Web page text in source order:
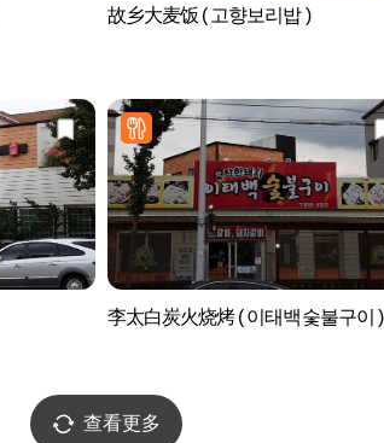
故乡大麦饭 ( 고향보리밥 )
李太白炭火烧烤 ( 이태백숯불구이 )
查看更多